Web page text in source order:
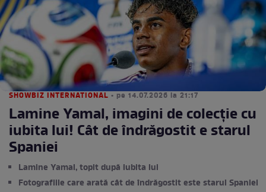
SHOWBIZ INTERNATIONAL • pe 14.07.2026 la 21:17
Lamine Yamal, imagini de colecție cu
iubita lui! Cât de îndrăgostit e starul
Spaniei
Lamine Yamal, topit după iubita lui
Fotografiile care arată cât de îndrăgostit este starul Spaniei